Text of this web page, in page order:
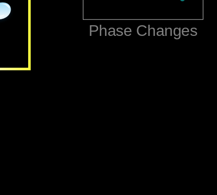
‪Phase Changes‬